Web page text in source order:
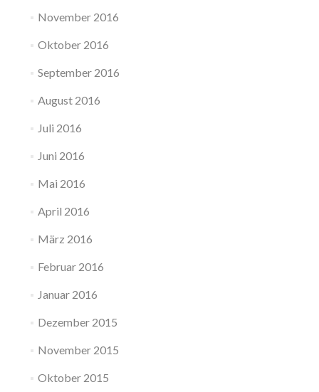
November 2016
Oktober 2016
September 2016
August 2016
Juli 2016
Juni 2016
Mai 2016
April 2016
März 2016
Februar 2016
Januar 2016
Dezember 2015
November 2015
Oktober 2015